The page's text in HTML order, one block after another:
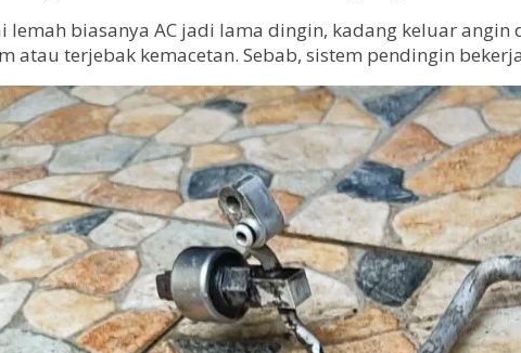
lemah biasanya AC jadi lama dingin, kadang keluar
atau terjebak kemacetan. Sebab, sistem pendingin